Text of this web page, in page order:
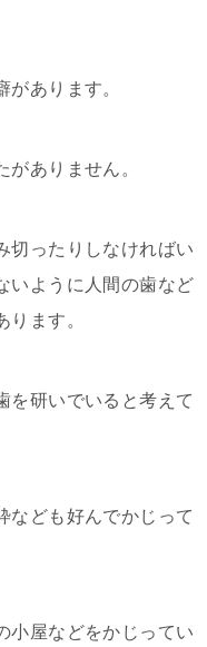
があります。
ありません。
切ったりしなければい
いように人間の歯など
ります。
を研いでいると考えて
なども好んでかじって
小屋などをかじってい